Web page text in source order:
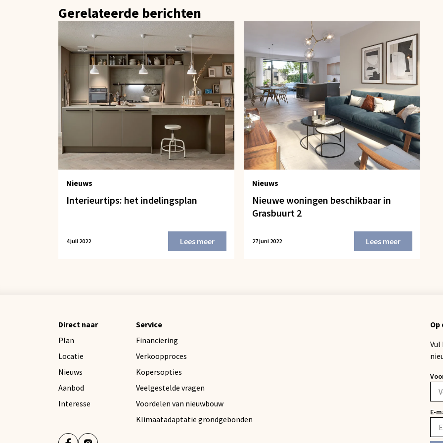
Gerelateerde berichten
Nieuws
Interieurtips: het indelingsplan
4 juli 2022 Lees meer
Nieuws
Nieuwe woningen beschikbaar in
Grasbuurt 2
27 juni 2022 Lees meer
Direct naar
Plan
Locatie
Nieuws
Aanbod
Interesse
Service
Financiering
Verkoopproces
Kopersopties
Veelgestelde vragen
Voordelen van nieuwbouw
Klimaatadaptatie grondgebonden
E-